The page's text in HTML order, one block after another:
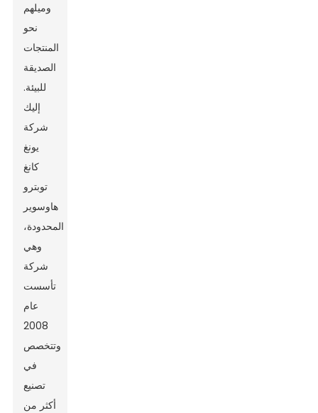
وميلهم
نحو
المنتجات
الصديقة
للبيئة.
إليك
شركة
يونغ
كانغ
توبترو
هاوسوير
المحدودة،
وهي
شركة
تأسست
عام
2008
وتتخصص
في
تصنيع
أكثر من